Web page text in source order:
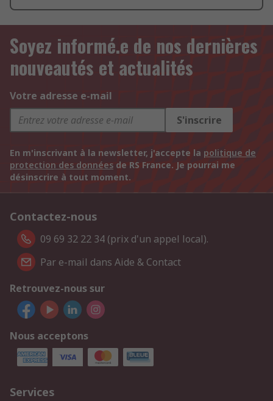
Soyez informé.e de nos dernières
nouveautés et actualités
Votre adresse e-mail
S'inscrire
En m'inscrivant à la newsletter, j'accepte la politique de
protection des données de RS France. Je pourrai me
désinscrire à tout moment.
Contactez-nous
09 69 32 22 34 (prix d'un appel local).
Par e-mail dans Aide & Contact
Retrouvez-nous sur
Nous acceptons
Services